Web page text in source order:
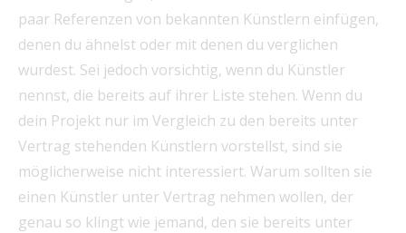
paar Referenzen von bekannten Künstlern einfügen,
denen du ähnelst oder mit denen du verglichen
wurdest. Sei jedoch vorsichtig, wenn du Künstler
nennst, die bereits auf ihrer Liste stehen. Wenn du
dein Projekt nur im Vergleich zu den bereits unter
Vertrag stehenden Künstlern vorstellst, sind sie
möglicherweise nicht interessiert. Warum sollten sie
einen Künstler unter Vertrag nehmen wollen, der
genau so klingt wie jemand, den sie bereits unter